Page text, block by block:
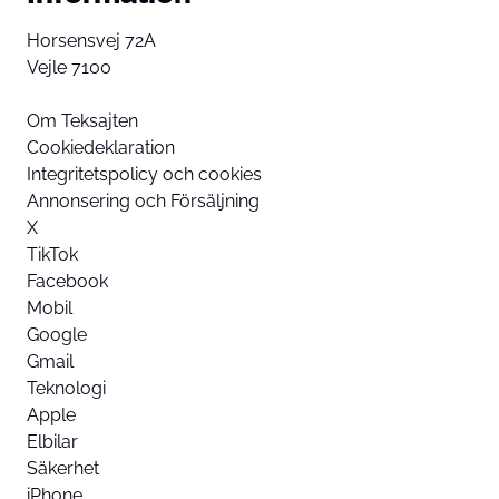
Horsensvej 72A
Vejle 7100
Om Teksajten
Cookiedeklaration
Integritetspolicy och cookies
Annonsering och Försäljning
X
TikTok
Facebook
Mobil
Google
Gmail
Teknologi
Apple
Elbilar
Säkerhet